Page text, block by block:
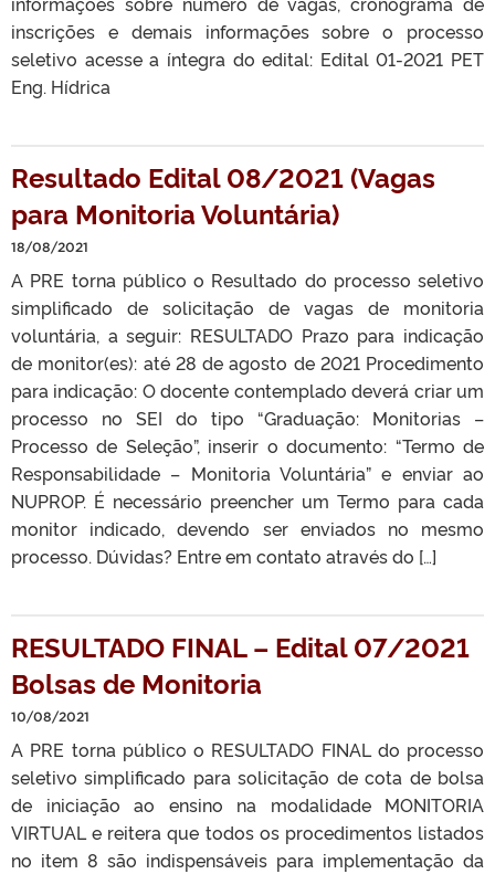
inscrições e demais informações sobre o processo
seletivo acesse a íntegra do edital: Edital 01-2021 PET
Eng. Hídrica
Resultado Edital 08/2021 (Vagas
para Monitoria Voluntária)
18/08/2021
A PRE torna público o Resultado do processo seletivo
simplificado de solicitação de vagas de monitoria
voluntária, a seguir: RESULTADO Prazo para indicação
de monitor(es): até 28 de agosto de 2021 Procedimento
para indicação: O docente contemplado deverá criar um
processo no SEI do tipo “Graduação: Monitorias –
Processo de Seleção”, inserir o documento: “Termo de
Responsabilidade – Monitoria Voluntária” e enviar ao
NUPROP. É necessário preencher um Termo para cada
monitor indicado, devendo ser enviados no mesmo
processo. Dúvidas? Entre em contato através do […]
RESULTADO FINAL – Edital 07/2021
Bolsas de Monitoria
10/08/2021
A PRE torna público o RESULTADO FINAL do processo
seletivo simplificado para solicitação de cota de bolsa
de iniciação ao ensino na modalidade MONITORIA
VIRTUAL e reitera que todos os procedimentos listados
no item 8 são indispensáveis para implementação da